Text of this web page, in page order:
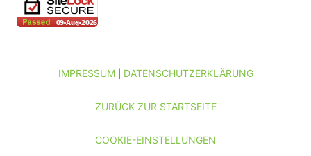
IMPRESSUM| DATENSCHUTZERKLÄRUNG
ZURÜCK ZUR STARTSEITE
COOKIE-EINSTELLUNGEN